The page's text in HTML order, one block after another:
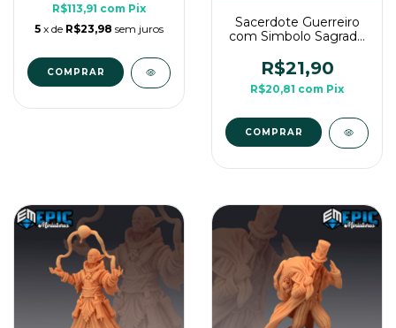
R$113,91 com Pix
5 x de R$23,98 sem juros
Sacerdote Guerreiro
com Simbolo Sagrado
Miniatura 3D Média
Para RPG de Mesa
R$21,90
R$20,81 com Pix
COMPRAR